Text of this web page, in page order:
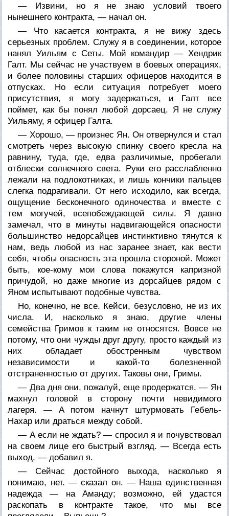
— Извини, но я не знаю условий твоего
нынешнего контракта, — начал он.
— Что касается контракта, я не вижу здесь
серьезных проблем. Служу я в соединении, которое
нанял Уильям с Сеты. Мой командир — Хендрик
Галт. Мы сейчас не участвуем в боевых операциях,
и более половины старших офицеров находится в
отпусках. Но если ситуация потребует моего
присутствия, я могу задержаться, и Галт все
поймет, как бы понял любой дорсаец. Я не служу
Уильяму, я офицер Галта.
— Хорошо, — произнес Ян. Он отвернулся и стал
смотреть через высокую спинку своего кресла на
равнину, туда, где, едва различимые, пробегали
отблески солнечного света. Руки его расслабленно
лежали на подлокотниках, и лишь кончики пальцев
слегка подрагивали. От него исходило, как всегда,
ощущение бесконечного одиночества и вместе с
тем могучей, всепобеждающей силы. Я давно
замечал, что в минуты надвигающейся опасности
большинство недорсайцев инстинктивно тянутся к
нам, ведь любой из нас заранее знает, как вести
себя, чтобы опасность эта прошла стороной. Может
быть, кое-кому мои слова покажутся капризной
причудой, но даже многие из дорсайцев рядом с
Яном испытывают подобные чувства.
Но, конечно, не все. Кейси, безусловно, не из их
числа. И, насколько я знаю, другие члены
семейства Гримов к таким не относятся. Вовсе не
потому, что они чужды друг другу, просто каждый из
них обладает обостренным чувством
независимости и какой-то болезненной
отстраненностью от других. Таковы они, Гримы.
— Два дня они, пожалуй, еще продержатся, — Ян
махнул головой в сторону почти невидимого
лагеря. — А потом начнут штурмовать Гебель-
Нахар или драться между собой.
— А если не ждать? — спросил я и почувствовал
на своем лице его быстрый взгляд. — Всегда есть
выход, — добавил я.
— Сейчас достойного выхода, насколько я
понимаю, нет. — сказал он. — Наша единственная
надежда — на Аманду; возможно, ей удастся
раскопать в контракте такое, что мы все